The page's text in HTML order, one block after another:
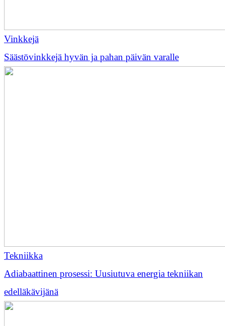
Vinkkejä
Säästövinkkejä hyvän ja pahan päivän varalle
Tekniikka
Adiabaattinen prosessi: Uusiutuva energia tekniikan
edelläkävijänä